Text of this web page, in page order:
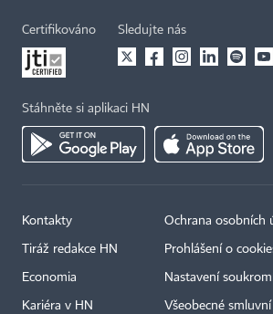
Certifikováno Sledujte nás
Stáhněte si aplikaci HN
Kontakty
Tiráž redakce HN
Economia
Kariéra v HN
Ochrana osobních
Prohlášení o
Nastavení
Všeobecné